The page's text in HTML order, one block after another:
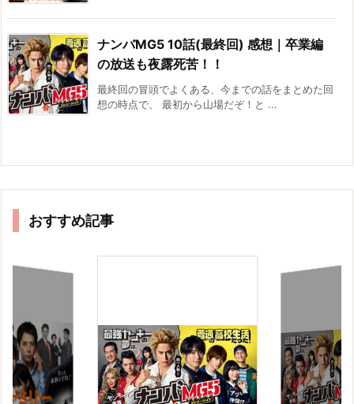
ナンバMG5 10話(最終回) 感想｜卒業編
の放送も夜露死苦！！
最終回の冒頭でよくある、今までの話をまとめた回
想の時点で、 最初から山場だぞ！と ...
おすすめ記事